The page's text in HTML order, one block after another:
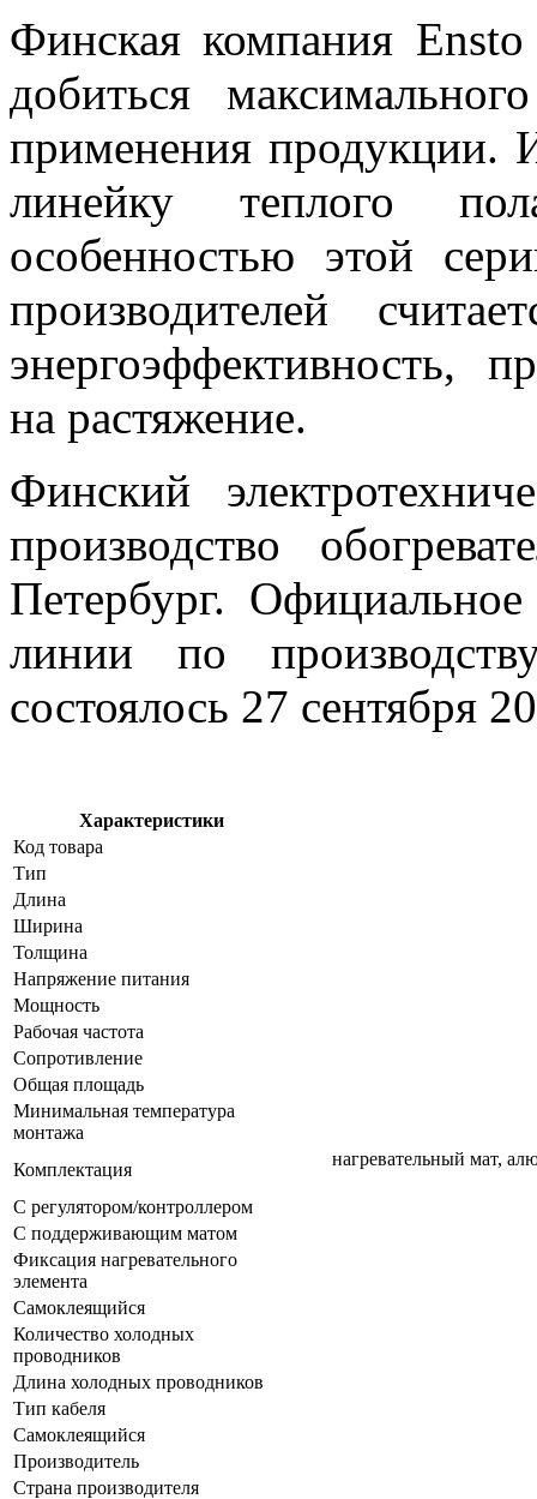
Финская компания
добиться
применения продукции.
линейку теплого
особенностью этой
производителей
энергоэффективность,
на растяжение.
Финский
производство
Петербург.
линии по
состоялось 27 сентября
Характеристики
Код товара
Тип
Длина
Ширина
Толщина
Напряжение питания
Мощность
Рабочая частота
Сопротивление
Общая площадь
Минимальная температура
монтажа
Комплектация
нагревательный мат,
С регулятором/контроллером
С поддерживающим матом
Фиксация нагревательного
элемента
Самоклеящийся
Количество холодных
проводников
Длина холодных проводников
Тип кабеля
Самоклеящийся
Производитель
Страна производителя